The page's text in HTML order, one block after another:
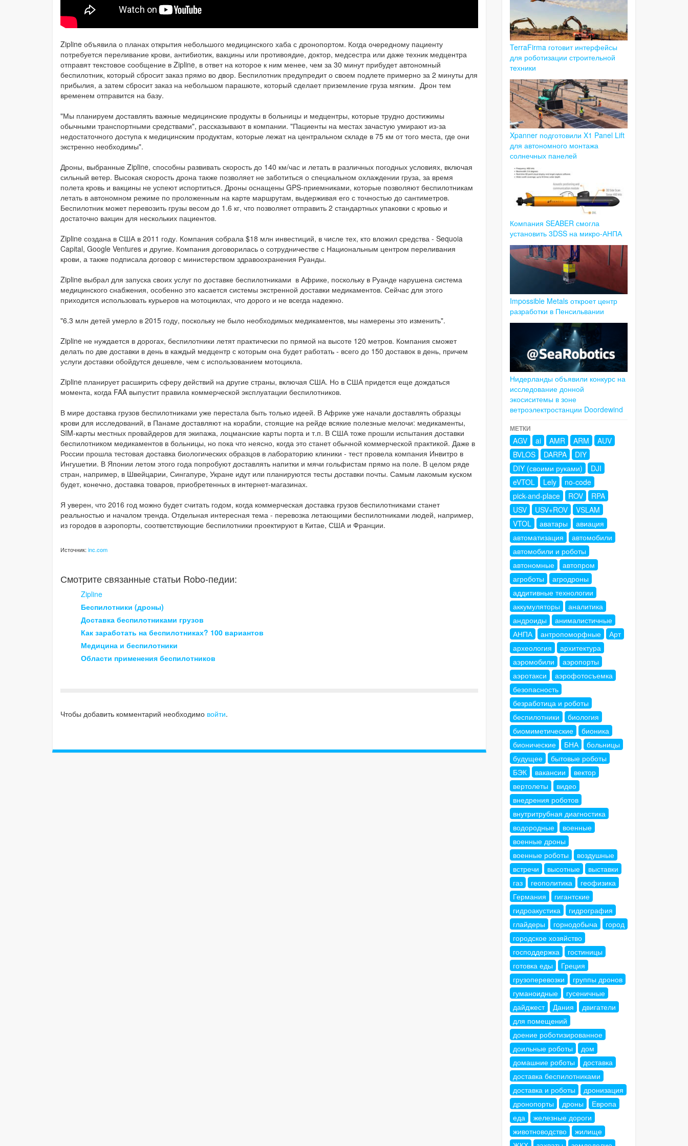
Zipline объявила о планах открытия небольшого медицинского хаба с дронопортом. Когда очередному пациенту
потребуется переливание крови, антибиотик, вакцины или противоядие, доктор, медсестра или даже техник медцентра
отправят текстовое сообщение в Zipline, в ответ на которое к ним менее, чем за 30 минут прибудет автономный
беспилотник, который сбросит заказ прямо во двор. Беспилотник предупредит о своем подлете примерно за 2 минуты для
прибылия, а затем сбросит заказ на небольшом парашюте, который сделает приземление груза мягким. Дрон тем
временем отправится на базу.
"Мы планируем доставлять важные медицинские продукты в больницы и медцентры, которые трудно достижимы
обычными транспортными средствами", рассказывают в компании. "Пациенты на местах зачастую умирают из-за
недостаточного доступа к медицинским продуктам, которые лежат на центральном складе в 75 км от того места, где они
экстренно необходимы".
Дроны, выбранные Zipline, способны развивать скорость до 140 км/час и летать в различных погодных условиях, включая
сильный ветер. Высокая скорость дрона также позволяет не заботиться о специальном охлаждении груза, за время
полета кровь и вакцины не успеют испортиться. Дроны оснащены GPS-приемниками, которые позволяют беспилотникам
летать в автономном режиме по проложенным на карте маршрутам, выдерживая его с точностью до сантиметров.
Беспилотник может перевозить грузы весом до 1.6 кг, что позволяет отправить 2 стандартных упаковки с кровью и
достаточно вакцин для нескольких пациентов.
Zipline создана в США в 2011 году. Компания собрала $18 млн инвестиций, в числе тех, кто вложил средства - Sequoia
Capital, Google Ventures и другие. Компания договорилась о сотрудничестве с Национальным центром переливания
крови, а также подписала договор с министерством здравоохранения Руанды.
Zipline выбрал для запуска своих услуг по доставке беспилотниками в Африке, поскольку в Руанде нарушена система
медицинского снабжения, особенно это касается системы экстренной доставки медикаментов. Сейчас для этого
приходится использовать курьеров на мотоциклах, что дорого и не всегда надежно.
"6.3 млн детей умерло в 2015 году, поскольку не было необходимых медикаментов, мы намерены это изменить".
Zipline не нуждается в дорогах, беспилотники летят практически по прямой на высоте 120 метров. Компания сможет
делать по две доставки в день в каждый медцентр с которым она будет работать - всего до 150 доставок в день, причем
услуги доставки обойдутся дешевле, чем с использованием мотоцикла.
Zipline планирует расширить сферу действий на другие страны, включая США. Но в США придется еще дождаться
момента, когда FAA выпустит правила коммерческой эксплуатации беспилотников.
В мире доставка грузов беспилотниками уже перестала быть только идеей. В Африке уже начали доставлять образцы
крови для исследований, в Панаме доставляют на корабли, стоящие на рейде всякие полезные мелочи: медикаменты,
SIM-карты местных провайдеров для экипажа, лоцманские карты порта и т.п. В США тоже прошли испытания доставки
беспилотником медикаментов в больницы, но пока что неясно, когда это станет обычной коммерческой практикой. Даже в
России прошла тестовая доставка биологических образцов в лабораторию клиники - тест провела компания Инвитро в
Ингушетии. В Японии летом этого года попробуют доставлять напитки и мячи гольфистам прямо на поле. В целом ряде
стран, например, в Швейцарии, Сингапуре, Укране идут или планируются тесты доставки почты. Самым лакомым куском
будет, конечно, доставка товаров, приобретенных в интернет-магазинах.
Я уверен, что 2016 год можно будет считать годом, когда коммерческая доставка грузов беспилотниками станет
реальностью и началом тренда. Отдельная интересная тема - перевозка летающими беспилотниками людей, например,
из городов в аэропорты, соответствующие беспилотники проектируют в Китае, США и Франции.
Источник:inc.com
Смотрите связанные статьи Robo-педии:
Zipline
Беспилотники (дроны)
Доставка беспилотниками грузов
Как заработать на беспилотниках? 100 вариантов
Медицина и беспилотники
Области применения беспилотников
Чтобы добавить комментарий необходимо войти.
TerraFirma готовит интерфейсы
для роботизации строительной
техники
Xpanner подготовили X1 Panel Lift
для автономного монтажа
солнечных панелей
Компания SEABER смогла
установить 3DSS на микро-АНПА
Impossible Metals откроет центр
разработки в Пенсильвании
Нидерланды объявили конкурс на
исследование донной
экосиситемы в зоне
ветроэлектростанции Doordewind
МЕТКИ
AGV ai AMR ARM
AUV
BVLOS
DARPA
DIY
DIY (своими руками)
DJI
eVTOL
Lely
no-code
pick-and-place
ROV
RPA
USV
USV+ROV
VSLAM
VTOL
аватары
авиация
автоматизация
автомобили
автомобили и роботы
автономные
автопром
агроботы
агродроны
аддитивные технологии
аккумуляторы
аналитика
андроиды
анималистичные
АНПА
антропоморфные
Арт
археология
архитектура
аэромобили
аэропорты
аэротакси
аэрофотосъемка
безопасность
безработица и роботы
беспилотники
биология
биомиметические
бионика
бионические
БНА
больницы
будущее
бытовые роботы
БЭК
вакансии
вектор
вертолеты
видео
внедрения роботов
внутритрубная диагностика
водородные
военные
военные дроны
военные роботы
воздушные
встречи
высотные
выставки
газ
геополитика
геофизика
Германия
гигантские
гидроакустика
гидрография
глайдеры
горнодобыча
город
городское хозяйство
господдержка
гостиницы
готовка еды
Греция
грузоперевозки
группы дронов
гуманоидные
гусеничные
дайджест
Дания
двигатели
для помещений
доение роботизированное
доильные роботы
дом
домашние роботы
доставка
доставка беспилотниками
доставка и роботы
дронизация
дронопорты
дроны
Европа
еда
железные дороги
животноводство
жилище